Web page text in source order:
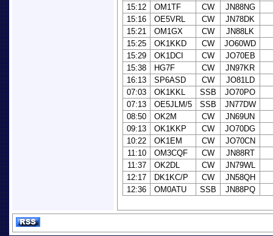
15:12
OM1TF CW
JN88NG
15:16
OE5VRL CW
JN78DK
15:21
OM1GX CW
JN88LK
15:25
OK1KKD CW
JO60WD
15:29
OK1DCI CW
JO70EB
15:38
HG7F CW
JN97KR
16:13
SP6ASD CW
JO81LD
07:03
OK1KKL SSB
JO70PO
07:13
OE5JLM/5 SSB
JN77DW
08:50
OK2M CW
JN69UN
09:13
OK1KKP CW
JO70DG
10:22
OK1EM CW
JO70CN
11:10
OM3CQF CW
JN88RT
11:37
OK2DL CW
JN79WL
12:17
DK1KC/P CW
JN58QH
12:36
OM0ATU SSB JN88PQ